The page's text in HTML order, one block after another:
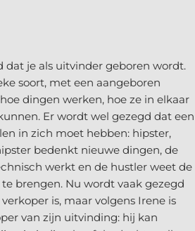
dat je als uitvinder geboren wordt.
soort, met een aangeboren
dingen werken, hoe ze in elkaar
Er wordt wel gezegd dat een
in zich moet hebben: hipster,
bedenkt nieuwe dingen, de
werkt en de hustler weet de
brengen. Nu wordt vaak gezegd
is, maar volgens Irene is
van zijn uitvinding: hij kan